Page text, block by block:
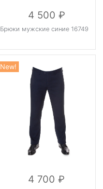
4 500
Брюки мужские синие 16749
New!
4 700